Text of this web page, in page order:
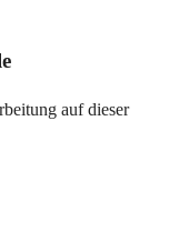
auf dieser